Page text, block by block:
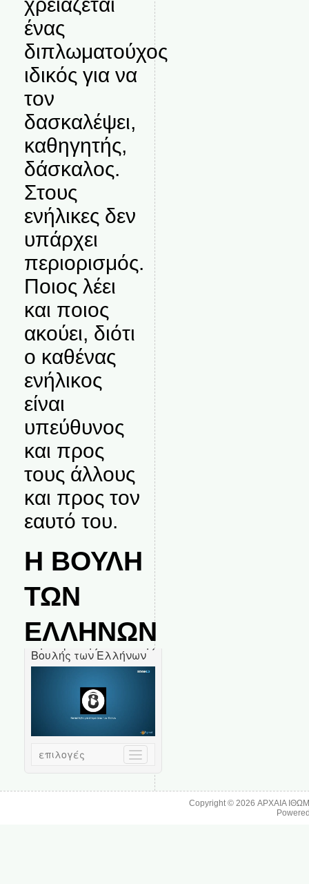
ένας
διπλωματούχος
ιδικός για να
τον
δασκαλέψει,
καθηγητής,
δάσκαλος.
Στους
ενήλικες δεν
υπάρχει
περιορισμός.
Ποιος λέει
και ποιος
ακούει, διότι
ο καθένας
ενήλικος
είναι
υπεύθυνος
και προς
τους άλλους
και προς τον
εαυτό του.
Η ΒΟΥΛΗ
ΤΩΝ
ΕΛΛΗΝΩΝ
Copyright © 2026ΑΡΧΑΙΑ